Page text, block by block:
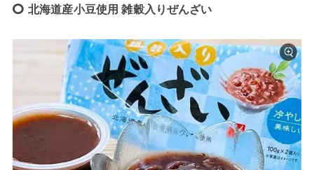
北海道産小豆使用 雑穀入りぜんざい